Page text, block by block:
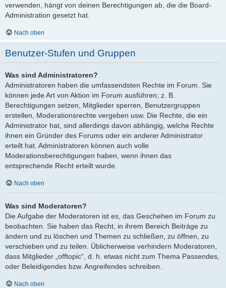
verwenden, hängt von deinen Berechtigungen ab, die die Board-
Administration gesetzt hat.
Nach oben
Benutzer-Stufen und Gruppen
Was sind Administratoren?
Administratoren haben die umfassendsten Rechte im Forum. Sie
können jede Art von Aktion im Forum ausführen; z. B.
Berechtigungen setzen, Mitglieder sperren, Benutzergruppen
erstellen, Moderationsrechte vergeben usw. Die Rechte, die ein
Administrator hat, sind allerdings davon abhängig, welche Rechte
ihnen ein Gründer des Forums oder ein anderer Administrator
erteilt hat. Administratoren können auch volle
Moderationsberechtigungen haben, wenn ihnen das
entsprechende Recht erteilt wurde.
Nach oben
Was sind Moderatoren?
Die Aufgabe der Moderatoren ist es, das Geschehen im Forum zu
beobachten. Sie haben das Recht, in ihrem Bereich Beiträge zu
ändern und zu löschen und Themen zu schließen, zu öffnen, zu
verschieben und zu teilen. Üblicherweise verhindern Moderatoren,
dass Mitglieder „offtopic“, d. h. etwas nicht zum Thema Passendes,
oder Beleidigendes bzw. Angreifendes schreiben.
Nach oben